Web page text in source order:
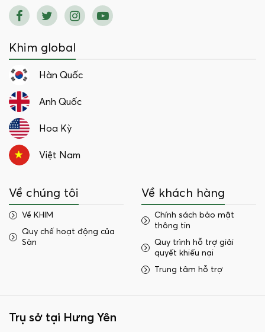
Khim global
Hàn Quốc
Anh Quốc
Hoa Kỳ
Việt Nam
Về chúng tôi
Về KHIM
Quy chế hoạt động của
Sàn
Về khách hàng
Chính sách bảo mật
thông tin
Quy trình hỗ trợ giải
quyết khiếu nại
Trung tâm hỗ trợ
Trụ sở tại Hưng Yên